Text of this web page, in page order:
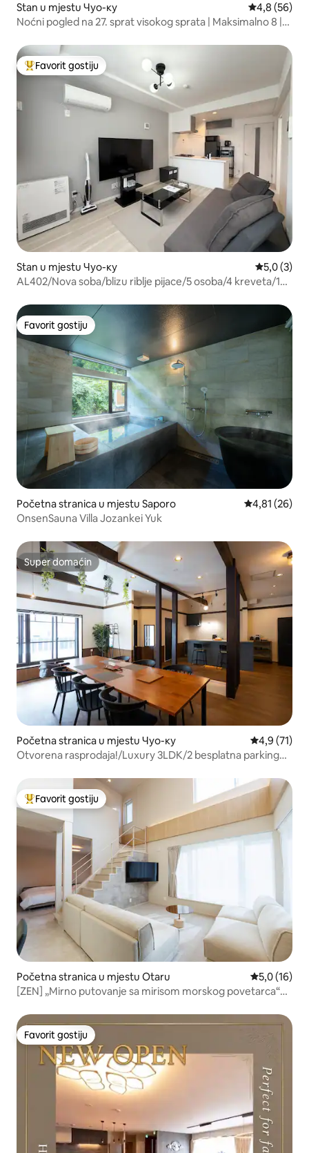
Stan u mjestu Чуо-ку prosječna
4,8 (56)
Noćni pogled na 27. sprat visokog sprata | Maksimalno 8 |
Porodica/grupa
Glavni favorit gostiju
Favorit gostiju
Stan u mjestu Чуо-ку prosječna
5,0 (3)
AL402/Nova soba/blizu riblje pijace/5 osoba/4 kreveta/1
Favorit gostiju
Favorit gostiju
Početna stranica u mjestu Saporo prosječna
4,81 (26)
OnsenSauna Villa Jozankei Yuk
Super domaćin
Super domaćin
Početna stranica u mjestu Чуо-ку prosječna
4,9 (71)
Otvorena rasprodaja!/Luxury 3LDK/2 besplatna parking
Glavni favorit gostiju
Favorit gostiju
Početna stranica u mjestu Otaru prosječna
5,0 (16)
[ZEN] „Mirno putovanje sa mirisom morskog povetarca“
putovanje, dobro mesto za odmor
Favorit gostiju
Favorit gostiju